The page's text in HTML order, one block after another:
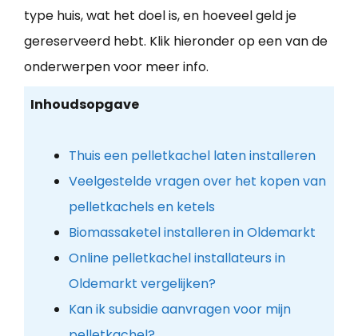
type huis, wat het doel is, en hoeveel geld je
gereserveerd hebt. Klik hieronder op een van de
onderwerpen voor meer info.
Inhoudsopgave
Thuis een pelletkachel laten installeren
Veelgestelde vragen over het kopen van
pelletkachels en ketels
Biomassaketel installeren in Oldemarkt
Online pelletkachel installateurs in
Oldemarkt vergelijken?
Kan ik subsidie aanvragen voor mijn